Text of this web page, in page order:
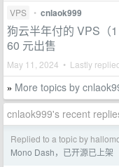
VPS • cnlaok999
狗云半年付的 VPS（1
60 元出售
May 11, 2024 • Lastly
» More topics by
cnlaok999's recent
Replied to a topic by
Mono Dash，已开源已上架